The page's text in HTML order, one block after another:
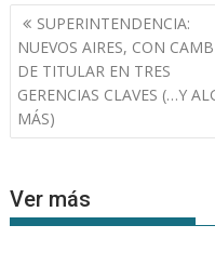
Navegación
de
entradas
SUPERINTENDENCIA:
NUEVOS AIRES, CON
DE TITULAR EN TRES
GERENCIAS CLAVES (…Y
MÁS)
Ver más